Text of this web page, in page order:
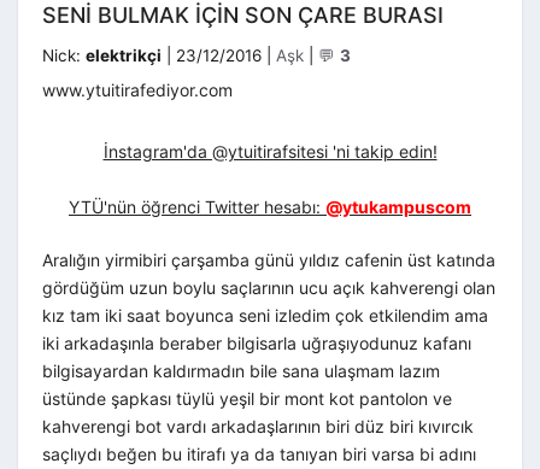
SENI BULMAK IÇIN SON ÇARE BURASI
Nick: elektrikçi 23/12/2016 Kategoriler
Aşk 💬 3
www.ytuitirafediyor.com
İnstagram'da @ytuitirafsitesi 'ni takip edin!
YTÜ'nün öğrenci Twitter hesabı: @ytukampuscom
Aralığın yirmibiri çarşamba günü yıldız cafenin üst katında
gördüğüm uzun boylu saçlarının ucu açık kahverengi olan
kız tam iki saat boyunca seni izledim çok etkilendim ama
iki arkadaşınla beraber bilgisarla uğraşıyodunuz kafanı
bilgisayardan kaldırmadın bile sana ulaşmam lazım
üstünde şapkası tüylü yeşil bir mont kot pantolon ve
kahverengi bot vardı arkadaşlarının biri düz biri kıvırcık
saçlıydı beğen bu itirafı ya da tanıyan biri varsa bi adını